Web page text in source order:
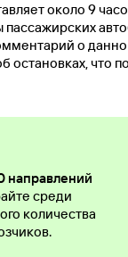
около 9
о
что
направлений
среди
количества